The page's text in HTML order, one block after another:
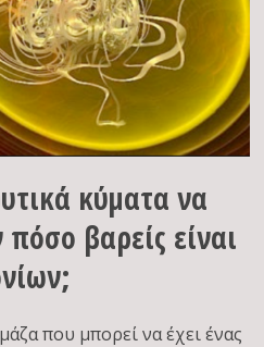
κύματα να
βαρείς είναι
που μπορεί να έχει ένας